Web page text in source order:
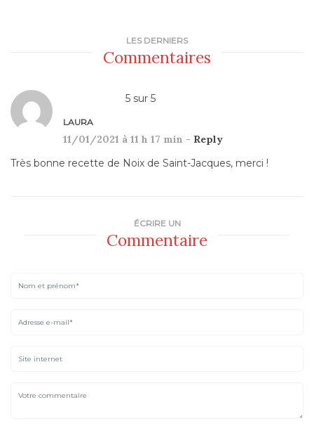
LES DERNIERS
Commentaires
5 sur 5
LAURA
11/01/2021 à 11 h 17 min - Reply
Très bonne recette de Noix de Saint-Jacques, merci !
ÉCRIRE UN
Commentaire